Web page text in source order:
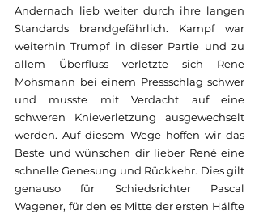
Andernach lieb weiter durch ihre langen
Standards brandgefährlich. Kampf war
weiterhin Trumpf in dieser Partie und zu
allem Überfluss verletzte sich Rene
Mohsmann bei einem Pressschlag schwer
und musste mit Verdacht auf eine
schweren Knieverletzung ausgewechselt
werden. Auf diesem Wege hoffen wir das
Beste und wünschen dir lieber René eine
schnelle Genesung und Rückkehr. Dies gilt
genauso für Schiedsrichter Pascal
Wagener, für den es Mitte der ersten Hälfte